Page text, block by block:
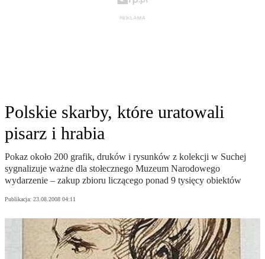
Polskie skarby, które uratowali
pisarz i hrabia
Pokaz około 200 grafik, druków i rysunków z kolekcji w Suchej
sygnalizuje ważne dla stołecznego Muzeum Narodowego
wydarzenie – zakup zbioru liczącego ponad 9 tysięcy obiektów
Publikacja: 23.08.2008 04:11